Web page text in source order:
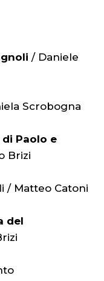
/ Daniele
Scrobogna
Paolo e
Brizi
/ Matteo Catoni
del